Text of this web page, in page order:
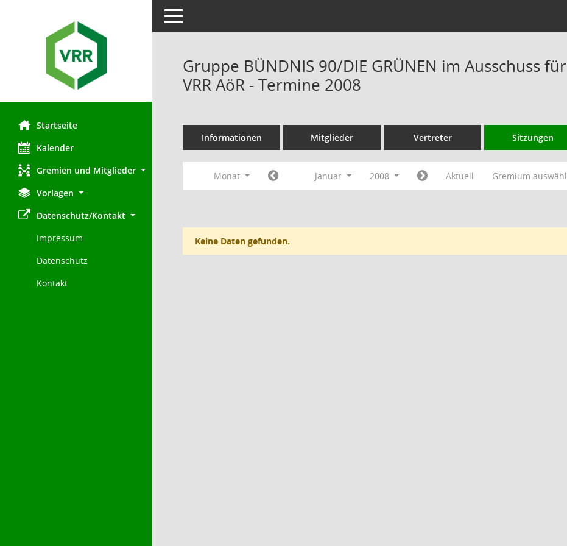
Startseite
Kalender
Gremien und Mitglieder
Vorlagen
Datenschutz/Kontakt
Impressum
Datenschutz
Kontakt
Toggle navigation
Gruppe BÜNDNIS 90/DIE GRÜNEN im Ausschuss
VRR AöR - Termine 2008
Informationen Mitglieder Vertreter Sitzungen
Monat Januar 2008 Aktuell Gremium
Keine Daten gefunden.